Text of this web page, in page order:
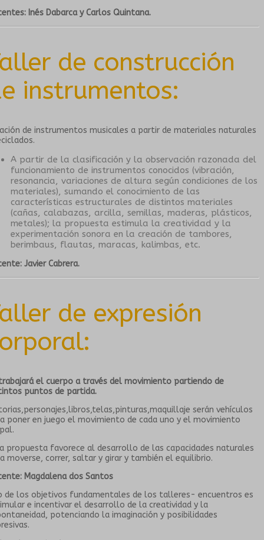
Inés Dabarca y Carlos Quintana.
de construcción
instrumentos:
de instrumentos musicales a partir de materiales naturales
A partir de la clasificación y la observación razonada del
funcionamiento de instrumentos conocidos (vibración,
resonancia, variaciones de altura según condiciones de los
materiales), sumando el conocimiento de las
características estructurales de distintos materiales
(cañas, calabazas, arcilla, semillas, maderas, plásticos,
metales); la propuesta estimula la creatividad y la
experimentación sonora en la creación de tambores,
berimbaus, flautas, maracas, kalimbas, etc.
Javier Cabrera.
de expresión
el cuerpo a través del movimiento partiendo de
puntos de partida.
serán vehículos
poner en juego el movimiento de cada uno y el movimiento
propuesta favorece al desarrollo de las capacidades naturales
moverse, correr, saltar y girar y también el equilibrio.
Magdalena dos Santos
de los objetivos fundamentales de los talleres- encuentros es
e incentivar el desarrollo de la creatividad y la
potenciando la imaginación y posibilidades